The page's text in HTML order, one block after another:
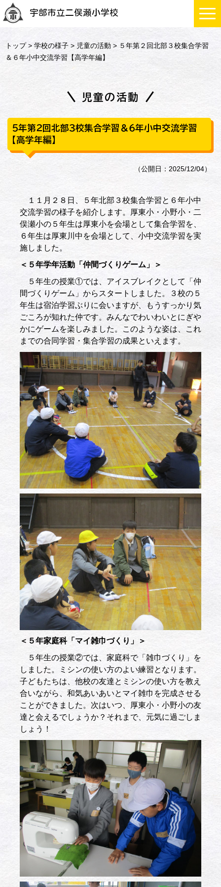
宇部市立二俣瀬小学校
トップ>学校の様子 > 児童の活動 > ５年第２回北部３校集合学習
＆６年小中交流学習【高学年編】
児童の活動
５年第２回北部３校集合学習＆６年小中交流学習
【高学年編】
（公開日：2025/12/04）
１１月２８日、５年北部３校集合学習と６年小中
交流学習の様子を紹介します。厚東小・小野小・二
俣瀬小の５年生は厚東小を会場として集合学習を、
６年生は厚東川中を会場として、小中交流学習を実
施しました。
＜５年学年活動「仲間づくりゲーム」＞
５年生の授業①では、アイスブレイクとして「仲
間づくりゲーム」からスタートしました。３校の５
年生は宿泊学習ぶりに会いますが、もうすっかり気
ごころが知れた仲です。みんなでわいわいとにぎや
かにゲームを楽しみました。このような姿は、これ
までの合同学習・集合学習の成果といえます。
＜５年家庭科「マイ雑巾づくり」＞
５年生の授業②では、家庭科で「雑巾づくり」を
しました。ミシンの使い方のよい練習となります。
子どもたちは、他校の友達とミシンの使い方を教え
合いながら、和気あいあいとマイ雑巾を完成させる
ことができました。次はいつ、厚東小・小野小の友
達と会えるでしょうか？それまで、元気に過ごしま
しょう！